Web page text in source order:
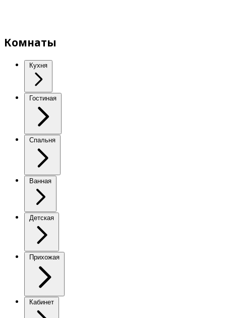
Комнаты
Кухня
Гостиная
Спальня
Ванная
Детская
Прихожая
Кабинет